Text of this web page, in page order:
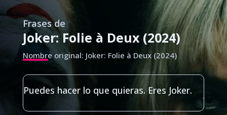
Frases de
Joker: Folie à Deux (2024)
Nombre original: Joker: Folie à Deux (2024)
Puedes hacer lo que quieras. Eres Joker.